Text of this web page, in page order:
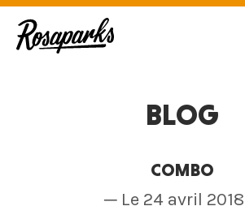
BLOG
COMBO
─ Le 24 avril